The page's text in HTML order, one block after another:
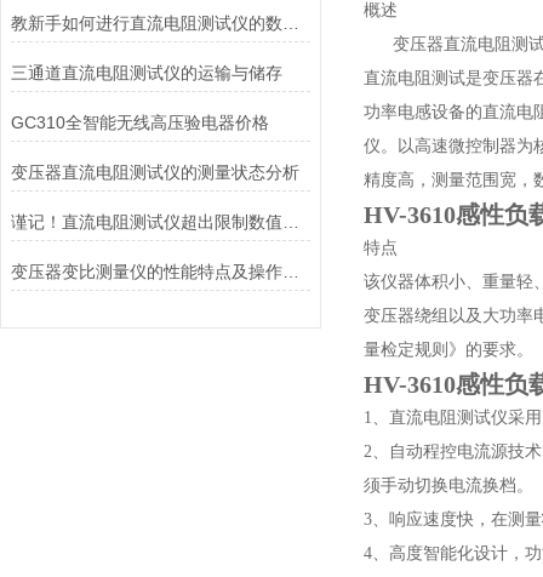
三通道直流电阻测试仪的运输与储存
GC310全智能无线高压验电器价格
变压器直流电阻测试仪的测量状态分析
变压器变比测量仪的性能特点及操作方法
概述
变压器直流电阻测试
直流电阻测试是变压器
功率电感设备的直流电
仪。以高速微控制器为
精度高，测量范围宽，
HV-3610感性负
特点
该仪器体积小、重量轻
变压器绕组以及大功率
量检定规则》的要求。
HV-3610感性负
1、直流电阻测试仪采
2、自动程控电流源技
须手动切换电流换档。
3、响应速度快，在测
4、高度智能化设计，